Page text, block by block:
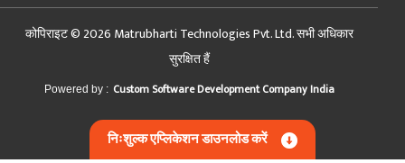
कोपिराइट © 2026 Matrubharti Technologies Pvt. Ltd. सभी अधिकार
सुरक्षित हैं
Powered by : Custom Software Development Company India
निःशुल्क एप्लिकेशन डाउनलोड करें